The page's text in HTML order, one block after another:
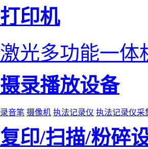
打印机
激光多功能一体
摄录播放设备
录音笔 摄像机 执法记录仪 执法记录仪采
复印/扫描/粉碎